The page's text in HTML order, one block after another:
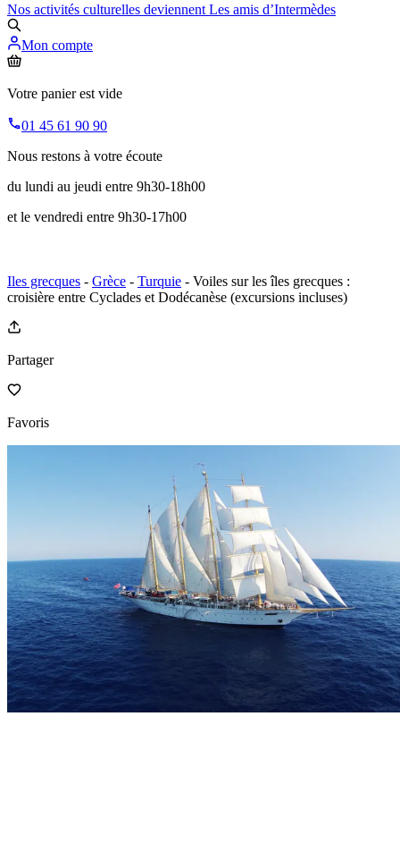
Nos activités culturelles deviennent Les amis d’Intermèdes
Mon compte
Votre panier est vide
01 45 61 90 90
Nous restons à votre écoute
du lundi au jeudi entre 9h30-18h00
et le vendredi entre 9h30-17h00
Iles grecques - Grèce - Turquie - Voiles sur les îles grecques :
croisière entre Cyclades et Dodécanèse (excursions incluses)
Partager
Favoris